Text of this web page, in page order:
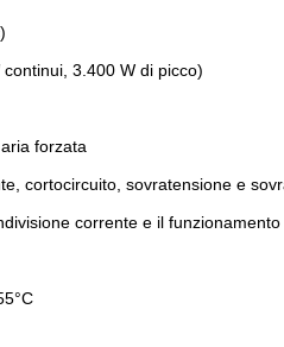
3.400 W di picco)
forzata
cortocircuito, sovratensione e
corrente e il